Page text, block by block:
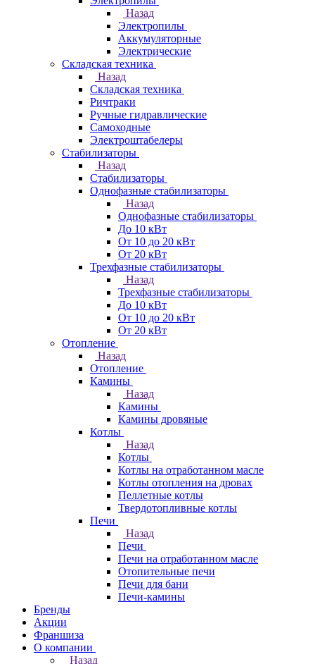
Назад
Электропилы
Аккумуляторные
Электрические
Складская техника
Назад
Складская техника
Ричтраки
Ручные гидравлические
Самоходные
Электроштабелеры
Стабилизаторы
Назад
Стабилизаторы
Однофазные стабилизаторы
Назад
Однофазные стабилизаторы
До 10 кВт
От 10 до 20 кВт
От 20 кВт
Трехфазные стабилизаторы
Назад
Трехфазные стабилизаторы
До 10 кВт
От 10 до 20 кВт
От 20 кВт
Отопление
Назад
Отопление
Камины
Назад
Камины
Камины дровяные
Котлы
Назад
Котлы
Котлы на отработанном масле
Котлы отопления на дровах
Пеллетные котлы
Твердотопливные котлы
Печи
Назад
Печи
Печи на отработанном масле
Отопительные печи
Печи для бани
Печи-камины
Бренды
Акции
Франшиза
О компании
Назад